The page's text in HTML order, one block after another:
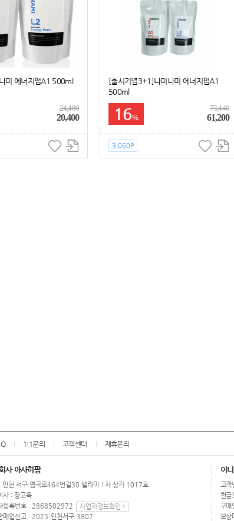
미 에너지펌A1 500ml
24,480
20,400
[출시기념3+1]나미나미 에너지펌A1
500ml
16%
73,440
61,200
3,060P
1:1문의 고객센터 제휴문의
사 아사히팜
인천 서구 염곡로464번길30 벨라미 1차 상가 1017호
사 : 장고옥
등록번호 : 2868502972
사업자정보확인
매업신고 : 2025-인천서구-3807
이
고객
현금
구매
보상